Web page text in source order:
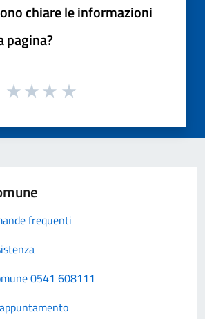
chiare le informazioni
pagina?
frequenti
0541 608111